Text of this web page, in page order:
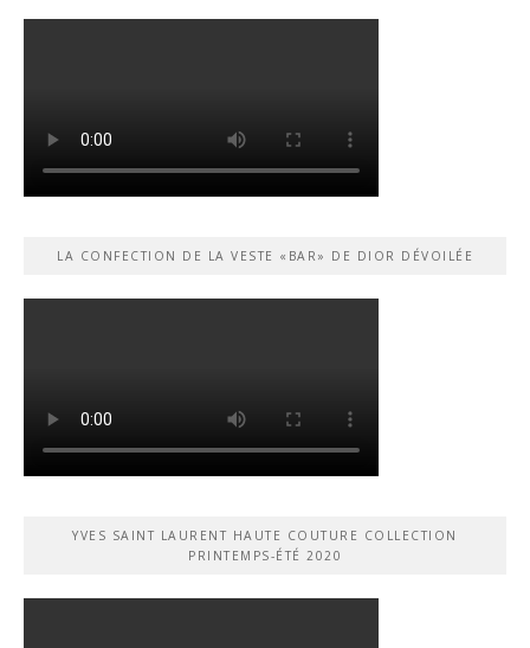
LA CONFECTION DE LA VESTE «BAR» DE DIOR DÉVOILÉE
YVES SAINT LAURENT HAUTE COUTURE COLLECTION
PRINTEMPS-ÉTÉ 2020